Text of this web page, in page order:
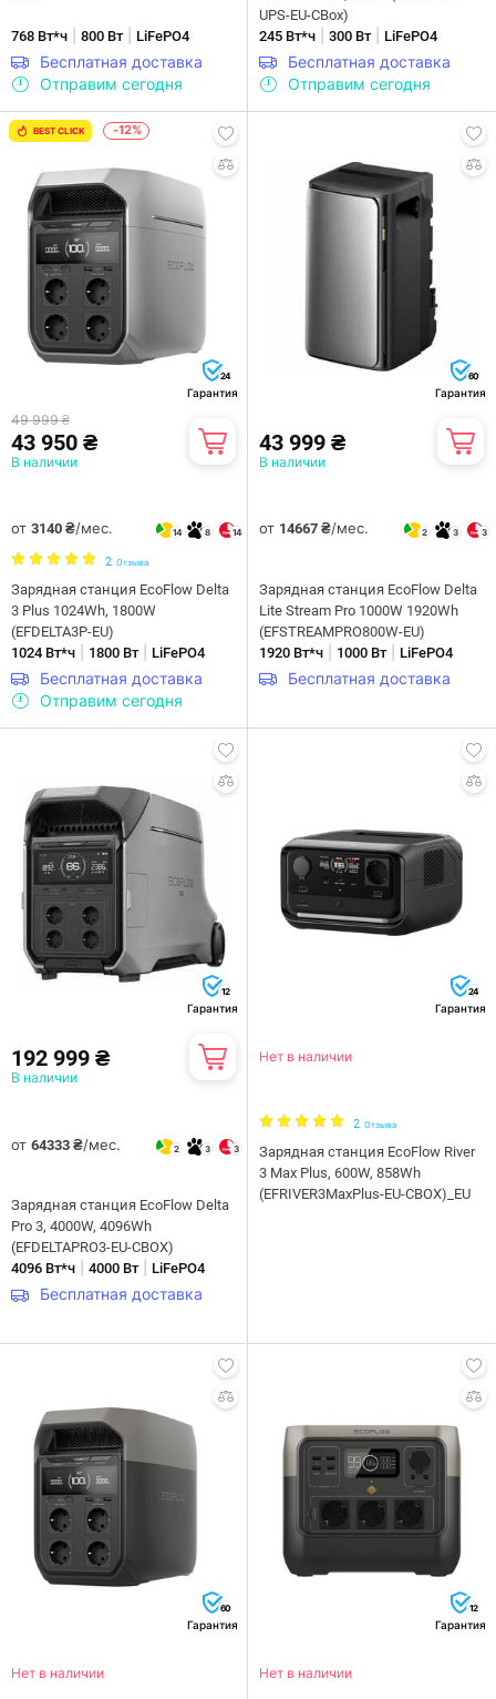
768 Вт*ч 800 Вт| LiFePO4
Бесплатная доставка
Отправим сегодня
UPS-EU-CBox)
245 Вт*ч
300 Вт| LiFePO4
Бесплатная доставка
Отправим сегодня
BEST CLICK -12%
24
Гарантия
49 999 ₴
43 950 ₴
В наличии
от 3140 ₴/мес. 14 8 14
2 Отзыва
Зарядная станция EcoFlow Delta
3 Plus 1024Wh, 1800W
(EFDELTA3P-EU)
1024 Вт*ч
1800 Вт| LiFePO4
Бесплатная доставка
Отправим сегодня
60
Гарантия
43 999 ₴
В наличии
от 14667 ₴/мес. 2 3 3
Зарядная станция EcoFlow Delta
Lite Stream Pro 1000W 1920Wh
(EFSTREAMPRO800W-EU)
1920 Вт*ч
1000 Вт| LiFePO4
Бесплатная доставка
12
Гарантия
192 999 ₴
В наличии
от 64333 ₴/мес. 2 3 3
Зарядная станция EcoFlow Delta
Pro 3, 4000W, 4096Wh
(EFDELTAPRO3-EU-CBOX)
4096 Вт*ч
4000 Вт| LiFePO4
Бесплатная доставка
24
Гарантия
Нет в наличии
2 Отзыва
Зарядная станция EcoFlow River
3 Max Plus, 600W, 858Wh
(EFRIVER3MaxPlus-EU-CBOX)_EU
60
Гарантия
Нет в наличии
12
Гарантия
Нет в наличии